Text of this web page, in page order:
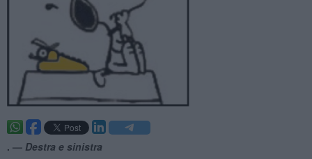
. — Destra e sinistra